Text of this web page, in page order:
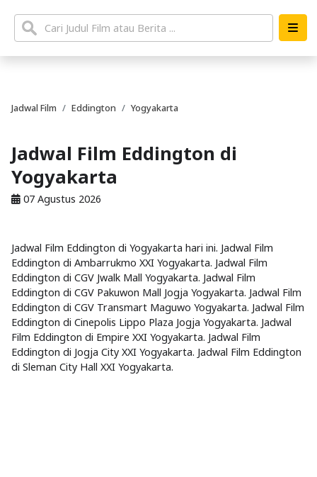
Jadwal Film Eddington Yogyakarta
Jadwal Film Eddington di
Yogyakarta
07 Agustus 2026
Jadwal Film Eddington di Yogyakarta hari ini. Jadwal Film
Eddington di Ambarrukmo XXI Yogyakarta. Jadwal Film
Eddington di CGV Jwalk Mall Yogyakarta. Jadwal Film
Eddington di CGV Pakuwon Mall Jogja Yogyakarta. Jadwal Film
Eddington di CGV Transmart Maguwo Yogyakarta. Jadwal Film
Eddington di Cinepolis Lippo Plaza Jogja Yogyakarta. Jadwal
Film Eddington di Empire XXI Yogyakarta. Jadwal Film
Eddington di Jogja City XXI Yogyakarta. Jadwal Film Eddington
di Sleman City Hall XXI Yogyakarta.